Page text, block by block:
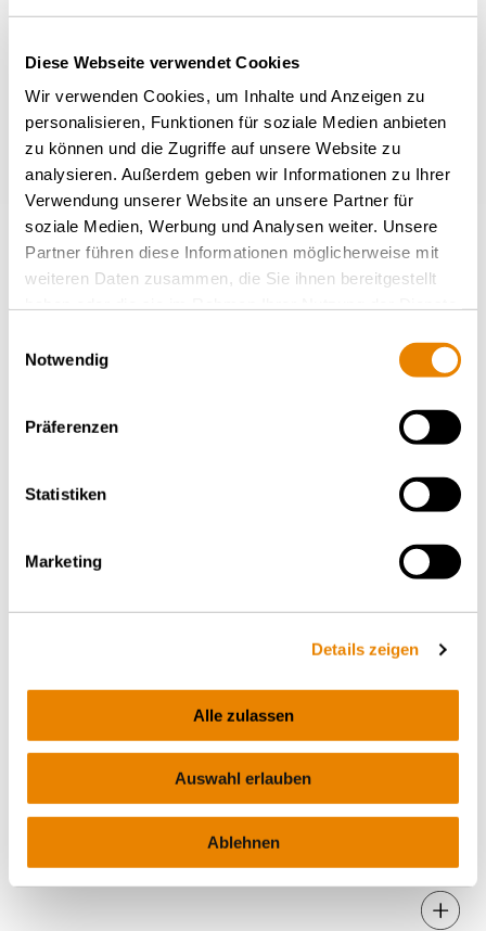
Diese Webseite verwendet Cookies
Wir verwenden Cookies, um Inhalte und Anzeigen zu
personalisieren, Funktionen für soziale Medien anbieten
zu können und die Zugriffe auf unsere Website zu
analysieren. Außerdem geben wir Informationen zu Ihrer
Verwendung unserer Website an unsere Partner für
soziale Medien, Werbung und Analysen weiter. Unsere
Partner führen diese Informationen möglicherweise mit
weiteren Daten zusammen, die Sie ihnen bereitgestellt
Notwendig
Präferenzen
Statistiken
Marketing
Details zeigen
Alle zulassen
Auswahl erlauben
Ablehnen
Autres wagons de ce type
41', Sgmmns
Wagon porte-conteneur Sgmmns
48', Sgmmnss